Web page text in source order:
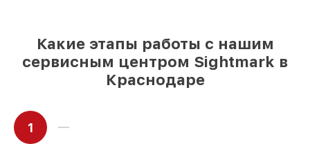
Какие этапы работы с нашим
сервисным центром Sightmark в
Краснодаре
1